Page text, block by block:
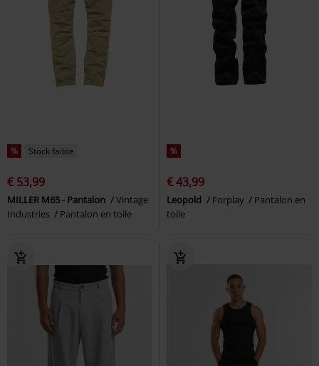
% Stock faible
€ 53,99
MILLER M65 - Pantalon
Vintage
Industries
Pantalon en toile
%
€ 43,99
Leopold Forplay
Pantalon en
toile